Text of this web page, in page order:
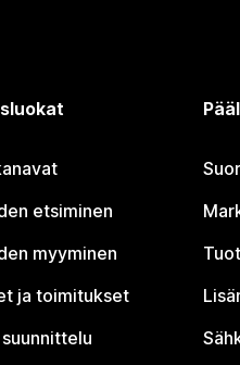
etsiminen
myyminen
ja toimitukset